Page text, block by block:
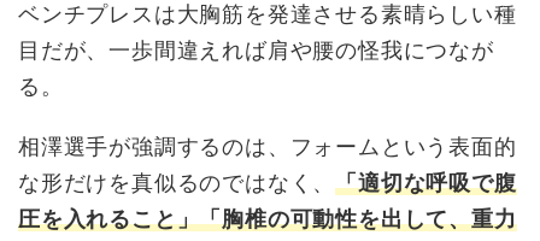
ベンチプレスは大胸筋を発達させる素晴らしい種
目だが、一歩間違えれば肩や腰の怪我につなが
る。
相澤選手が強調するのは、フォームという表面的
な形だけを真似るのではなく、「適切な呼吸で腹
圧を入れること」「胸椎の可動性を出して、重力